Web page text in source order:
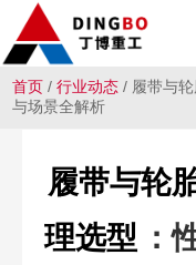
首页 /行业动态 / 履带与
与场景全解析
履带与轮
理选型 ：